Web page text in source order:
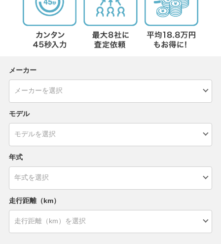
メーカー
モデル
年式
走行距離（km）